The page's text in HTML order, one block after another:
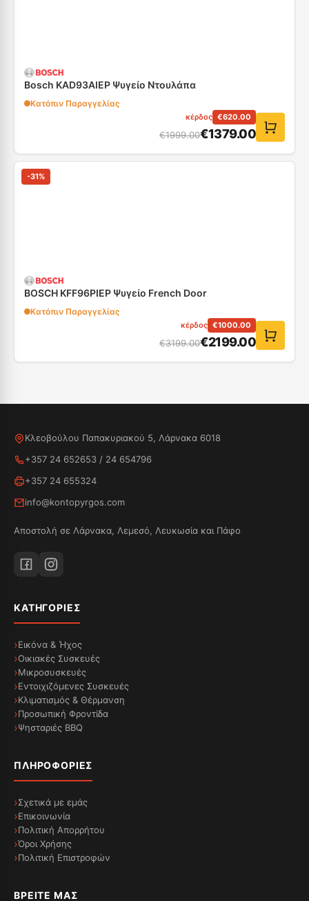
Bosch KAD93AIEP Ψυγείο Ντουλάπα
Κατόπιν Παραγγελίας
κέρδος €620.00
€1999.00€1379.00
-31%
BOSCH KFF96PIEP Ψυγείο French Door
Κατόπιν Παραγγελίας
κέρδος €1000.00
€3199.00€2199.00
Κλεοβούλου Παπακυριακού 5, Λάρνακα 6018
+357 24 652653 / 24 654796
+357 24 655324
info@kontopyrgos.com
Αποστολή σε Λάρνακα, Λεμεσό, Λευκωσία και Πάφο
ΚΑΤΗΓΟΡΊΕΣ
Εικόνα & Ήχος
Οικιακές Συσκευές
Μικροσυσκευές
Εντοιχιζόμενες Συσκευές
Κλιματισμός & Θέρμανση
Προσωπική Φροντίδα
Ψησταριές BBQ
ΠΛΗΡΟΦΟΡΊΕΣ
Σχετικά με εμάς
Επικοινωνία
Πολιτική Απορρήτου
Όροι Χρήσης
Πολιτική Επιστροφών
ΒΡΕΊΤΕ ΜΑΣ